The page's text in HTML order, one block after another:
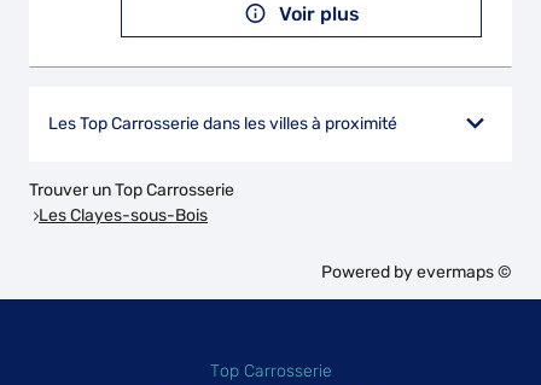
Voir plus
Les Top Carrosserie dans les villes à proximité
Trouver un Top Carrosserie
Les Clayes-sous-Bois
Powered byevermaps ©
Top Carrosserie